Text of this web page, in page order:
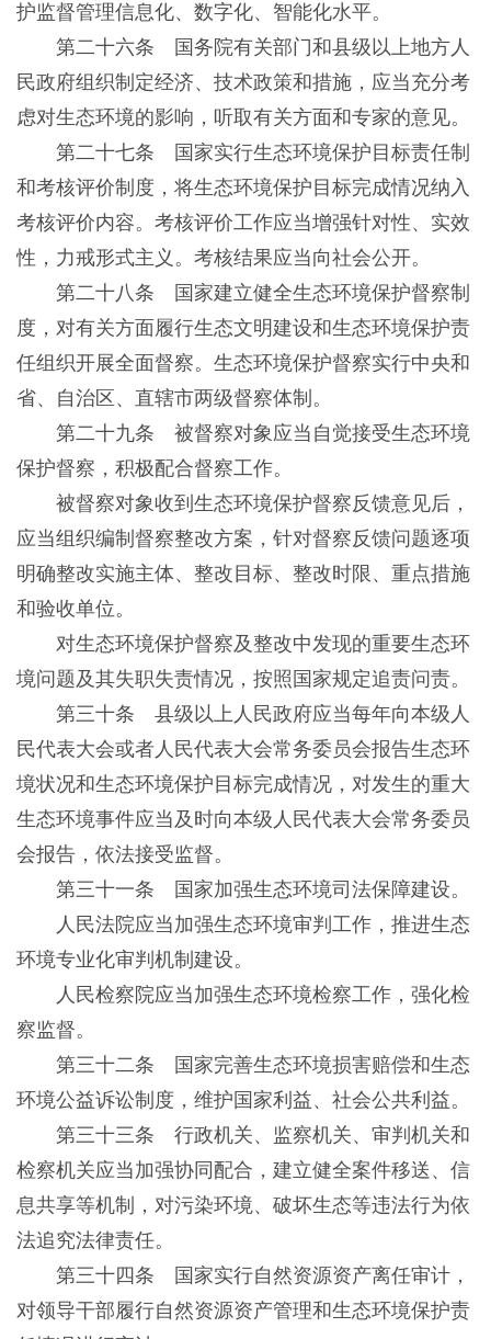
护监督管理信息化、数字化、智能化水平。
第二十六条 国务院有关部门和县级以上地方人
民政府组织制定经济、技术政策和措施，应当充分考
虑对生态环境的影响，听取有关方面和专家的意见。
第二十七条 国家实行生态环境保护目标责任制
和考核评价制度，将生态环境保护目标完成情况纳入
考核评价内容。考核评价工作应当增强针对性、实效
性，力戒形式主义。考核结果应当向社会公开。
第二十八条 国家建立健全生态环境保护督察制
度，对有关方面履行生态文明建设和生态环境保护责
任组织开展全面督察。生态环境保护督察实行中央和
省、自治区、直辖市两级督察体制。
第二十九条 被督察对象应当自觉接受生态环境
保护督察，积极配合督察工作。
被督察对象收到生态环境保护督察反馈意见后，
应当组织编制督察整改方案，针对督察反馈问题逐项
明确整改实施主体、整改目标、整改时限、重点措施
和验收单位。
对生态环境保护督察及整改中发现的重要生态环
境问题及其失职失责情况，按照国家规定追责问责。
第三十条 县级以上人民政府应当每年向本级人
民代表大会或者人民代表大会常务委员会报告生态环
境状况和生态环境保护目标完成情况，对发生的重大
生态环境事件应当及时向本级人民代表大会常务委员
会报告，依法接受监督。
第三十一条 国家加强生态环境司法保障建设。
人民法院应当加强生态环境审判工作，推进生态
环境专业化审判机制建设。
人民检察院应当加强生态环境检察工作，强化检
察监督。
第三十二条 国家完善生态环境损害赔偿和生态
环境公益诉讼制度，维护国家利益、社会公共利益。
第三十三条 行政机关、监察机关、审判机关和
检察机关应当加强协同配合，建立健全案件移送、信
息共享等机制，对污染环境、破坏生态等违法行为依
法追究法律责任。
第三十四条 国家实行自然资源资产离任审计，
对领导干部履行自然资源资产管理和生态环境保护责